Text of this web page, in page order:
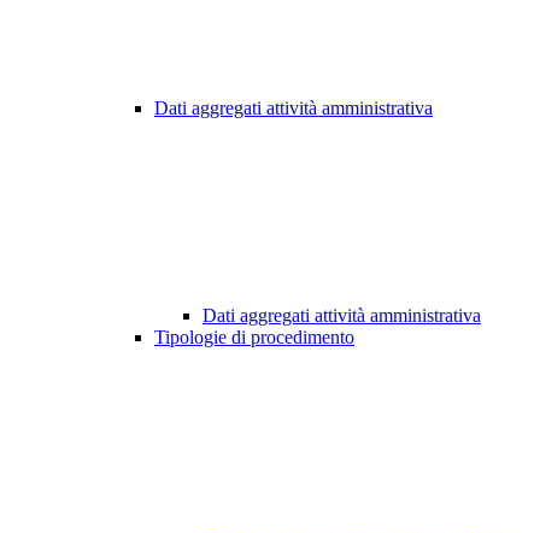
Dati aggregati attività amministrativa
Dati aggregati attività amministrativa
Tipologie di procedimento